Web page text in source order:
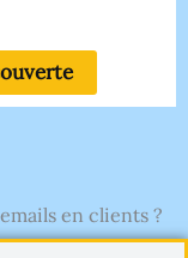
en clients ?